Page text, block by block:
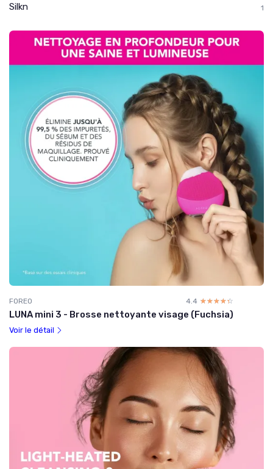
Silkn 1
FOREO 4.4 ☆☆☆☆☆
★★★★★
LUNA mini 3 - Brosse nettoyante visage (Fuchsia)
Voir le détail